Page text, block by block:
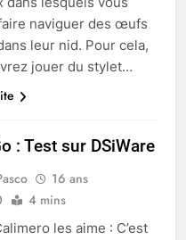
naviguer des œufs
leur nid. Pour cela,
jouer du stylet…
: Test sur DSiWare
16 ans
4 mins
les aime : C’est